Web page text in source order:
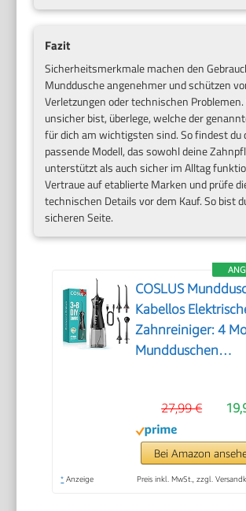
Fazit
Sicherheitsmerkmale machen den
Munddusche angenehmer und schützen
Verletzungen oder technischen
unsicher bist, überlege, welche der
für dich am wichtigsten sind. So findest du
passende Modell, das sowohl deine
unterstützt als auch sicher im Alltag
Vertraue auf etablierte Marken und prüfe
technischen Details vor dem Kauf. So bist
sicheren Seite.
COSLUS
Kabellos
Zahnreiniger: 4
Mundduschen
Munddusche
Schnellladung für
Tage Akkulaufzeit
27,99 €
Bei Amazon
* Anzeige Preis inkl. MwSt., zzgl.